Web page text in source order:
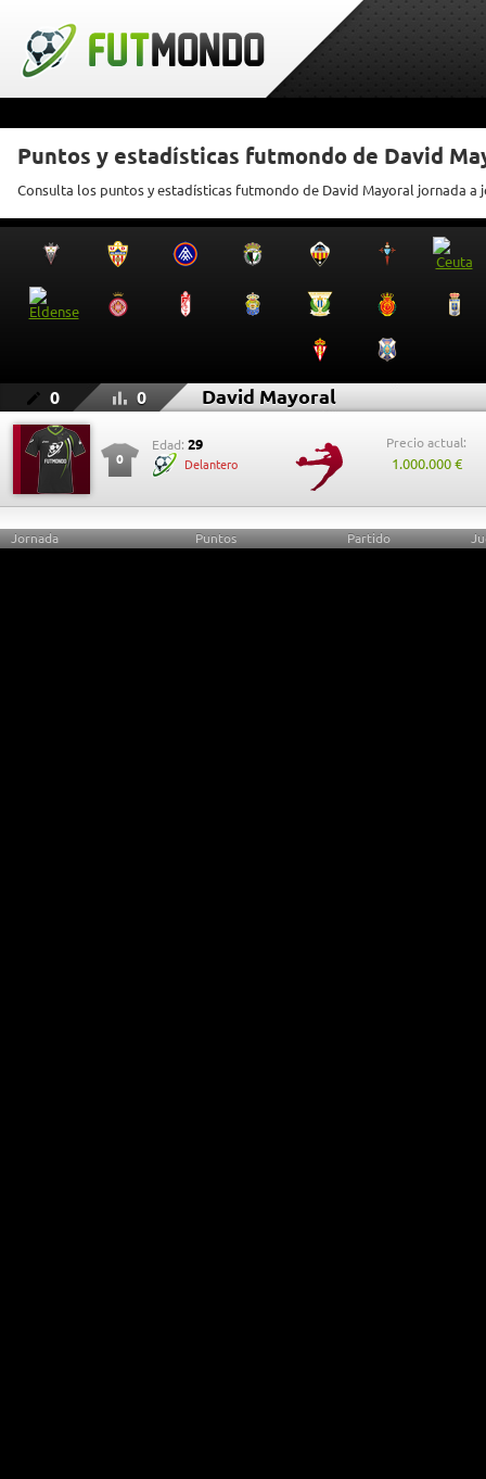
Puntos y estadísticas futmondo de David
Consulta los puntos y estadísticas futmondo de David Mayoral jornada a
0 0 David Mayoral
0
Edad: 29
Delantero
Precio actual:
1.000.000 €
Jornada Puntos Partido